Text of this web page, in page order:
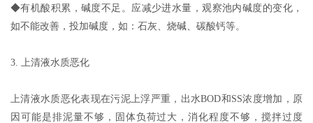
◆有机酸积累，碱度不足。应减少进水量，观察池内碱度的变化，
如不能改善，投加碱度，如：石灰、烧碱、碳酸钙等。
3. 上清液水质恶化
上清液水质恶化表现在污泥上浮严重，出水BOD和SS浓度增加，原
因可能是排泥量不够，固体负荷过大，消化程度不够，搅拌过度